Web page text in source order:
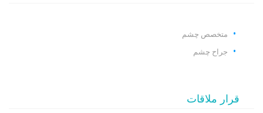
متخصص چشم
جراح چشم
قرار ملاقات